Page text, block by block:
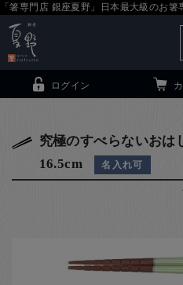
「箸専門店 銀座夏野」日本最大級のお箸
箸（贈答用・自宅用）
こども和食器 小夏について
ログイン
究極のすべらないお
16.5cm
名入れ可